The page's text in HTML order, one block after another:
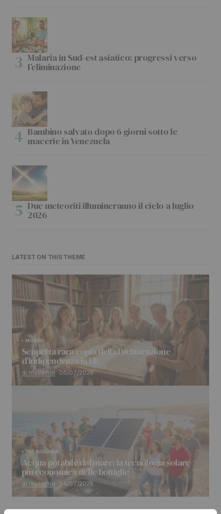
Malaria in Sud-est asiatico: progressi verso
l’eliminazione
Bambino salvato dopo 6 giorni sotto le
macerie in Venezuela
Due meteoriti illumineranno il cielo a luglio
2026
LATEST ON THIS THEME
MONDO
Scoperta rara copia della Dichiarazione
d’Indipendenza in UK
di massimo 06/07/2026
TECNOLOGIA
Acqua potabile dal mare: la tecnologia solare
più economica delle bottiglie
di massimo 04/07/2026